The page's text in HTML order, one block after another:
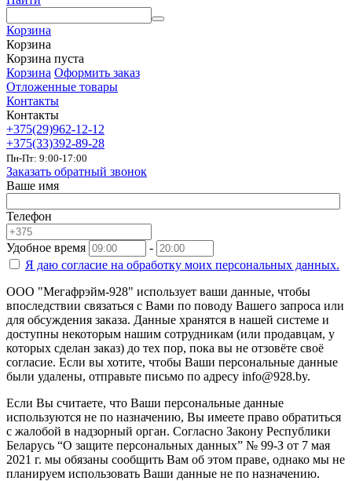
Корзина
Корзина
Корзина пуста
Корзина Оформить заказ
Отложенные товары
Контакты
Контакты
+375(29)962-12-12
+375(33)392-89-28
Пн-Пт: 9:00-17:00
Заказать обратный звонок
Ваше имя
Телефон
Удобное время
-
Я даю согласие на обработку моих персональных данных.
ООО "Мегафрэйм-928" использует ваши данные, чтобы
впоследствии связаться с Вами по поводу Вашего запроса или
для обсуждения заказа. Данные хранятся в нашей системе и
доступны некоторым нашим сотрудникам (или продавцам, у
которых сделан заказ) до тех пор, пока вы не отзовёте своё
согласие. Если вы хотите, чтобы Ваши персональные данные
были удалены, отправьте письмо по адресу info@928.by.
Если Вы считаете, что Ваши персональные данные
используются не по назначению, Вы имеете право обратиться
с жалобой в надзорный орган. Согласно Закону Республики
Беларусь “О защите персональных данных” № 99-З от 7 мая
2021 г. мы обязаны сообщить Вам об этом праве, однако мы не
планируем использовать Ваши данные не по назначению.